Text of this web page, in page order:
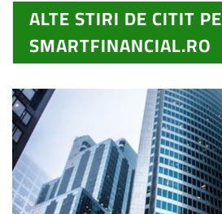
ALTE STIRI DE CITIT PE
SMARTFINANCIAL.RO